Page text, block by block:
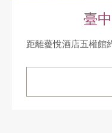
臺
距離薆悅酒店五權館